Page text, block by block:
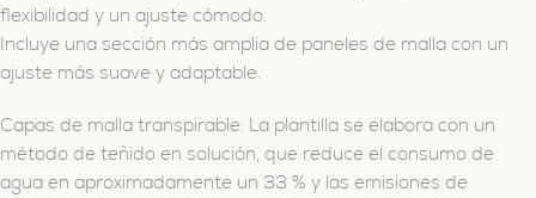
flexibilidad y un ajuste cómodo. ​
Incluye una sección más amplia de paneles de malla con un
ajuste más suave y adaptable.
Capas de malla transpirable: La plantilla se elabora con un
método de teñido en solución, que reduce el consumo de
agua en aproximadamente un 33 % y las emisiones de